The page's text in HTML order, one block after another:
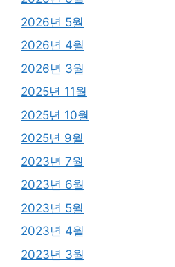
2026년 5월
2026년 4월
2026년 3월
2025년 11월
2025년 10월
2025년 9월
2023년 7월
2023년 6월
2023년 5월
2023년 4월
2023년 3월